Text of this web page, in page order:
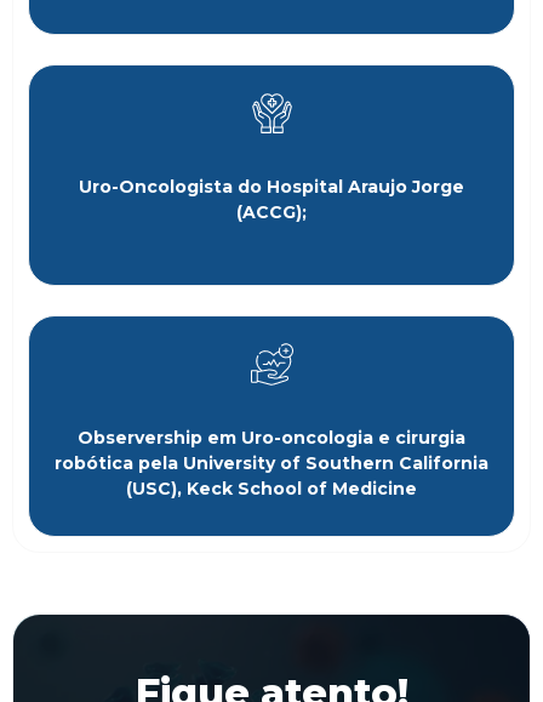
Uro-Oncologista do Hospital Araujo Jorge
(ACCG);
Observership em Uro-oncologia e cirurgia
robótica pela University of Southern California
(USC), Keck School of Medicine
Fique atento!